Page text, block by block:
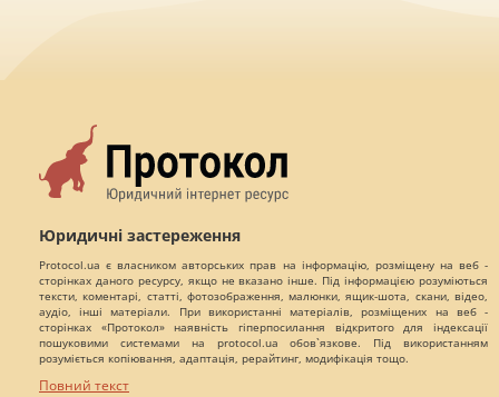
Юридичні застереження
Protocol.ua є власником авторських прав на інформацію, розміщену на веб -
сторінках даного ресурсу, якщо не вказано інше. Під інформацією розуміються
тексти, коментарі, статті, фотозображення, малюнки, ящик-шота, скани, відео,
аудіо, інші матеріали. При використанні матеріалів, розміщених на веб -
сторінках «Протокол» наявність гіперпосилання відкритого для індексації
пошуковими системами на protocol.ua обов`язкове. Під використанням
розуміється копіювання, адаптація, рерайтинг, модифікація тощо.
Повний текст